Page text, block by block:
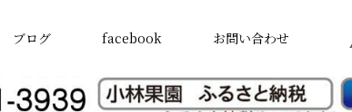
ブログ facebook お問い合わせ